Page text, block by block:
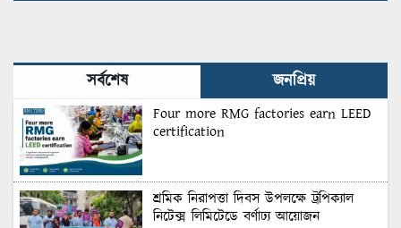
সর্বশেষ জনপ্রিয়
Four more RMG factories earn LEED
certification
শ্রমিক নিরাপত্তা দিবস উপলক্ষে ট্রপিক্যাল
নিটেক্স লিমিটেডে বর্ণাঢ্য আয়োজন